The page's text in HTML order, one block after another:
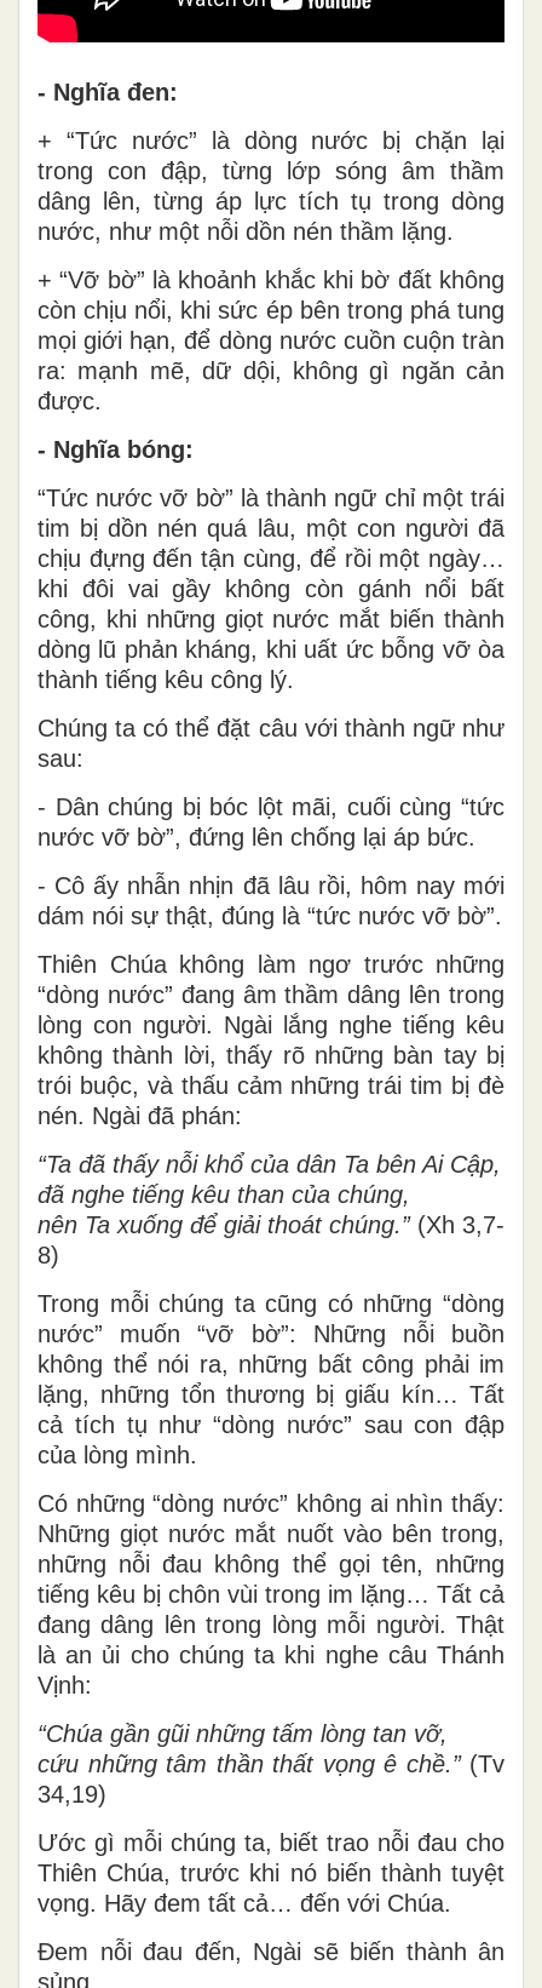
- Nghĩa đen:
+ “Tức nước” là dòng nước bị chặn lại
trong con đập, từng lớp sóng âm thầm
dâng lên, từng áp lực tích tụ trong dòng
nước, như một nỗi dồn nén thầm lặng.
+ “Vỡ bờ” là khoảnh khắc khi bờ đất không
còn chịu nổi, khi sức ép bên trong phá tung
mọi giới hạn, để dòng nước cuồn cuộn tràn
ra: mạnh mẽ, dữ dội, không gì ngăn cản
được.
- Nghĩa bóng:
“Tức nước vỡ bờ” là thành ngữ chỉ một trái
tim bị dồn nén quá lâu, một con người đã
chịu đựng đến tận cùng, để rồi một ngày…
khi đôi vai gầy không còn gánh nổi bất
công, khi những giọt nước mắt biến thành
dòng lũ phản kháng, khi uất ức bỗng vỡ òa
thành tiếng kêu công lý.
Chúng ta có thể đặt câu với thành ngữ như
sau:
- Dân chúng bị bóc lột mãi, cuối cùng “tức
nước vỡ bờ”, đứng lên chống lại áp bức.
- Cô ấy nhẫn nhịn đã lâu rồi, hôm nay mới
dám nói sự thật, đúng là “tức nước vỡ bờ”.
Thiên Chúa không làm ngơ trước những
“dòng nước” đang âm thầm dâng lên trong
lòng con người. Ngài lắng nghe tiếng kêu
không thành lời, thấy rõ những bàn tay bị
trói buộc, và thấu cảm những trái tim bị đè
nén. Ngài đã phán:
“Ta đã thấy nỗi khổ của dân Ta bên Ai Cập,
đã nghe tiếng kêu than của chúng,
nên Ta xuống để giải thoát chúng.” (Xh 3,7-
8)
Trong mỗi chúng ta cũng có những “dòng
nước” muốn “vỡ bờ”: Những nỗi buồn
không thể nói ra, những bất công phải im
lặng, những tổn thương bị giấu kín… Tất
cả tích tụ như “dòng nước” sau con đập
của lòng mình.
Có những “dòng nước” không ai nhìn thấy:
Những giọt nước mắt nuốt vào bên trong,
những nỗi đau không thể gọi tên, những
tiếng kêu bị chôn vùi trong im lặng… Tất cả
đang dâng lên trong lòng mỗi người. Thật
là an ủi cho chúng ta khi nghe câu Thánh
Vịnh:
“Chúa gần gũi những tấm lòng tan vỡ,
cứu những tâm thần thất vọng ê chề.” (Tv
34,19)
Ước gì mỗi chúng ta, biết trao nỗi đau cho
Thiên Chúa, trước khi nó biến thành tuyệt
vọng. Hãy đem tất cả… đến với Chúa.
Đem nỗi đau đến, Ngài sẽ biến thành ân
sủng.